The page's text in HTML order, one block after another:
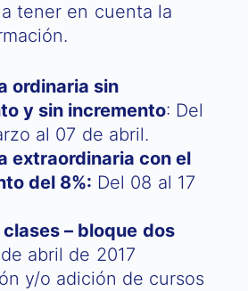
tener en cuenta la
ordinaria sin
y sin incremento: Del
al 07 de abril.
extraordinaria con el
del 8%: Del 08 al 17
– bloque dos
abril de 2017
y/o adición de cursos